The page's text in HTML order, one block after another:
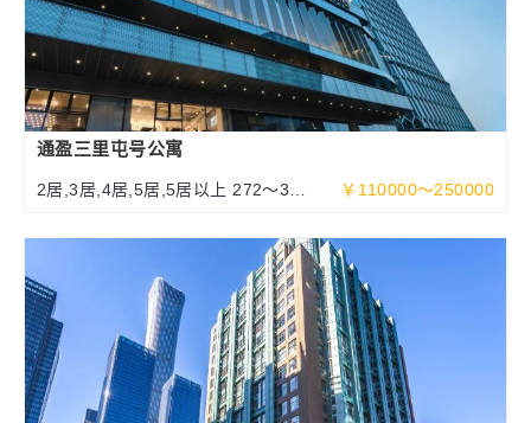
通盈三里屯号公寓
2居,3居,4居,5居,5居以上 272～377
￥110000～250000